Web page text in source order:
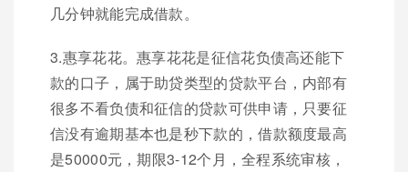
几分钟就能完成借款。
3.惠享花花。惠享花花是征信花负债高还能下
款的口子，属于助贷类型的贷款平台，内部有
很多不看负债和征信的贷款可供申请，只要征
信没有逾期基本也是秒下款的，借款额度最高
是50000元，期限3-12个月，全程系统审核，